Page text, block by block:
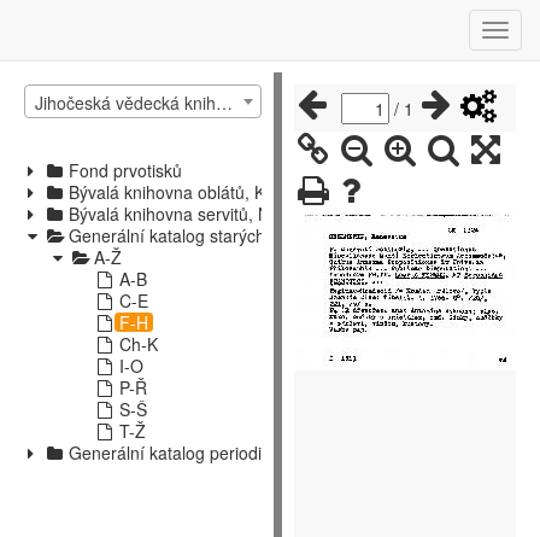
Jihočeská vědecká knihovna v Českých Budějovicích
Fond prvotisků
Bývalá knihovna oblátů, Kájov
Bývalá knihovna servitů, Nové Hrady
Generální katalog starých tisků
A-Ž
A-B
C-E
F-H
Ch-K
I-O
P-Ř
S-Š
T-Ž
Generální katalog periodik
/ 1